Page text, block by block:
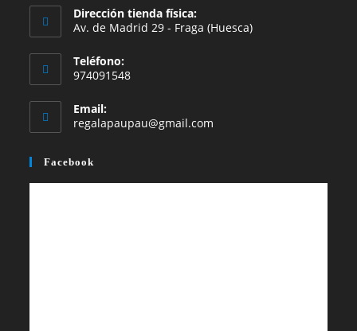
una
nueva
pestaña
una
pestaña
Dirección tienda física:
Av. de Madrid 29 - Fraga (Huesca)
Teléfono:
974091548
Email:
regalapaupau@gmail.com
Facebook